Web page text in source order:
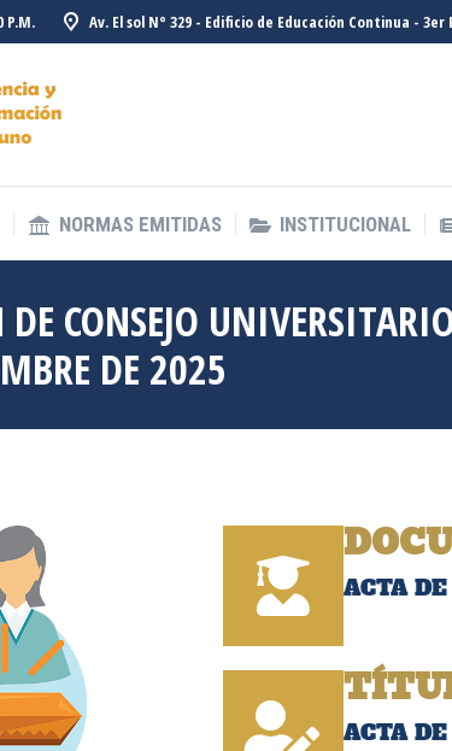
P.M. Av. El sol N° 329 - Edificio de Educación Continua - 3er
NORMAS EMITIDAS INSTITUCIONAL
DE CONSEJO
DE 2025
ACTA
ACTA
NORMAS EMITIDAS INSTITUCIONAL